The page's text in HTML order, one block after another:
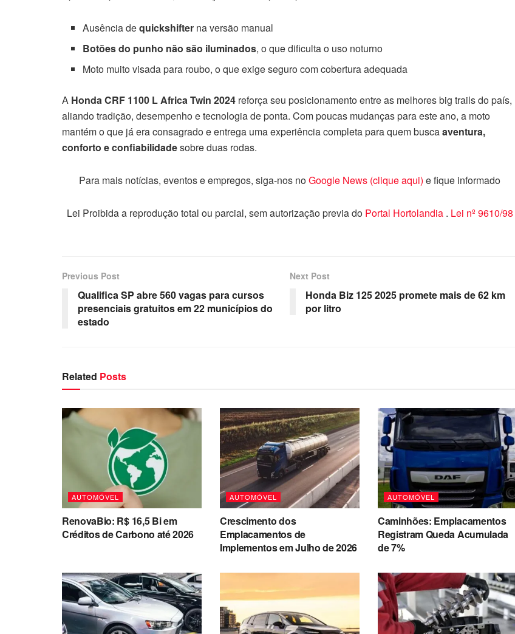
Ausência dequickshifter na versão manual
Botões do punho não são iluminados, o que dificulta o uso noturno
Moto muito visada para roubo, o que exige seguro com cobertura adequada
A Honda CRF 1100 L Africa Twin 2024 reforça seu posicionamento entre as melhores big trails do país,
aliando tradição, desempenho e tecnologia de ponta. Com poucas mudanças para este ano, a moto
mantém o que já era consagrado e entrega uma experiência completa para quem buscaaventura,
conforto e confiabilidadesobre duas rodas.
Para mais notícias, eventos e empregos, siga-nos noGoogle News (clique aqui) e fique informado
Lei Proibida a reprodução total ou parcial, sem autorização previa do Portal Hortolandia . Lei nº 9610/98
Previous Post
Qualifica SP abre 560 vagas para cursos
presenciais gratuitos em 22 municípios do
estado
Next Post
Honda Biz 125 2025 promete mais de 62 km
por litro
Related Posts
AUTOMÓVEL
RenovaBio: R$ 16,5 Bi em
Créditos de Carbono até 2026
AUTOMÓVEL
Crescimento dos
Emplacamentos de
Implementos em Julho de 2026
AUTOMÓVEL
Caminhões: Emplacamentos
Registram Queda Acumulada
de 7%